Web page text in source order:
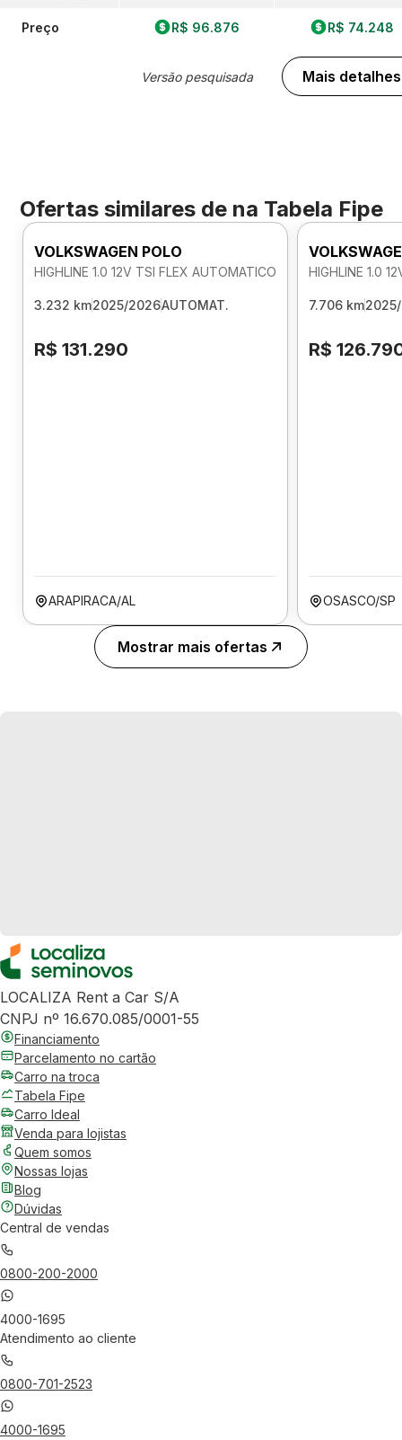
Preço R$ 96.876
Versão pesquisada
R$ 74.248
Mais detalhes
Ofertas similares de na Tabela Fipe
VOLKSWAGEN POLO
HIGHLINE 1.0 12V TSI FLEX AUTOMATICO
3.232 km2025/2026AUTOMAT.
R$ 131.290
ARAPIRACA/AL
HIGHLINE 1.0
7.706 km
R$
OSASCO/SP
Mostrar mais ofertas
LOCALIZA Rent a Car S/A
CNPJ nº 16.670.085/0001-55
Financiamento
Parcelamento no cartão
Carro na troca
Tabela Fipe
Carro Ideal
Venda para lojistas
Quem somos
Nossas lojas
Blog
Dúvidas
Central de vendas
0800-200-2000
4000-1695
Atendimento ao cliente
0800-701-2523
4000-1695